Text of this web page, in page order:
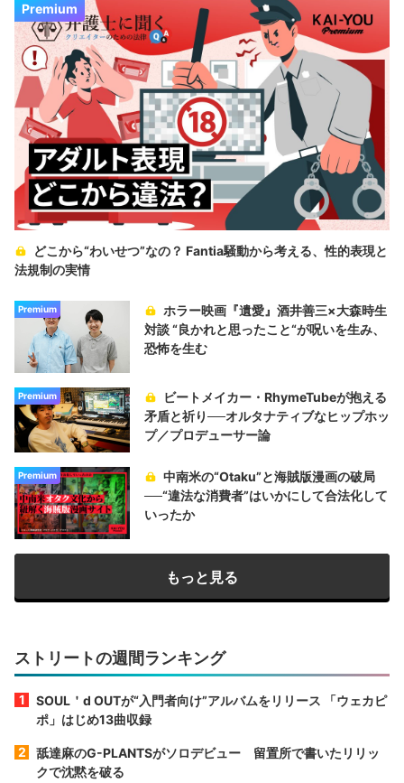
Premium
どこから“わいせつ”なの？ Fantia騒動から考える、性的表現と
法規制の実情
Premium
ホラー映画『遺愛』酒井善三×大森時生
対談 “良かれと思ったこと“が呪いを生み、
恐怖を生む
Premium
ビートメイカー・RhymeTubeが抱える
矛盾と祈り──オルタナティブなヒップホッ
プ／プロデューサー論
Premium
中南米の“Otaku”と海賊版漫画の破局
──“違法な消費者”はいかにして合法化して
いったか
もっと見る
ストリートの週間ランキング
SOUL＇d OUTが“入門者向け”アルバムをリリース 「ウェカピ
ポ」はじめ13曲収録
舐達麻のG-PLANTSがソロデビュー 留置所で書いたリリッ
クで沈黙を破る